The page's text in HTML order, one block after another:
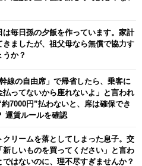
は毎日孫の夕飯を作っています。家計
きましたが、祖父母なら無償で協力す
うか？
線の自由席」で帰省したら、乗客に
払ってないから座れないよ」と言われ
7000円”払わないと、席は確保でき
運賃ルールを確認
クリームを落としてしまった息子。交
新しいものを買ってください」と言わ
ではないのに、理不尽すぎませんか？